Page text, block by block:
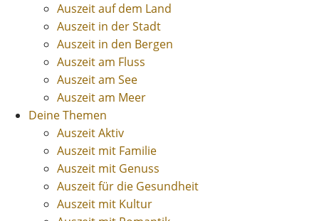
Auszeit auf dem Land
Auszeit in der Stadt
Auszeit in den Bergen
Auszeit am Fluss
Auszeit am See
Auszeit am Meer
Deine Themen
Auszeit Aktiv
Auszeit mit Familie
Auszeit mit Genuss
Auszeit für die Gesundheit
Auszeit mit Kultur